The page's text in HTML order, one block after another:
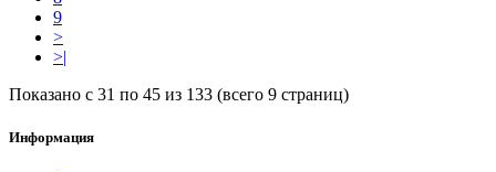
9
>
>|
Показано с 31 по 45 из 133 (всего 9 страниц)
Информация